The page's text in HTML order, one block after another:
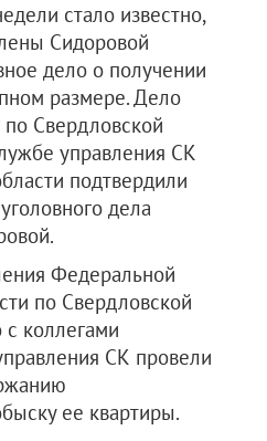
стало известно,
Сидоровой
дело о получении
размере. Дело
Свердловской
управления СК
подтвердили
дела
Федеральной
по Свердловской
с коллегами
СК провели
ее квартиры.